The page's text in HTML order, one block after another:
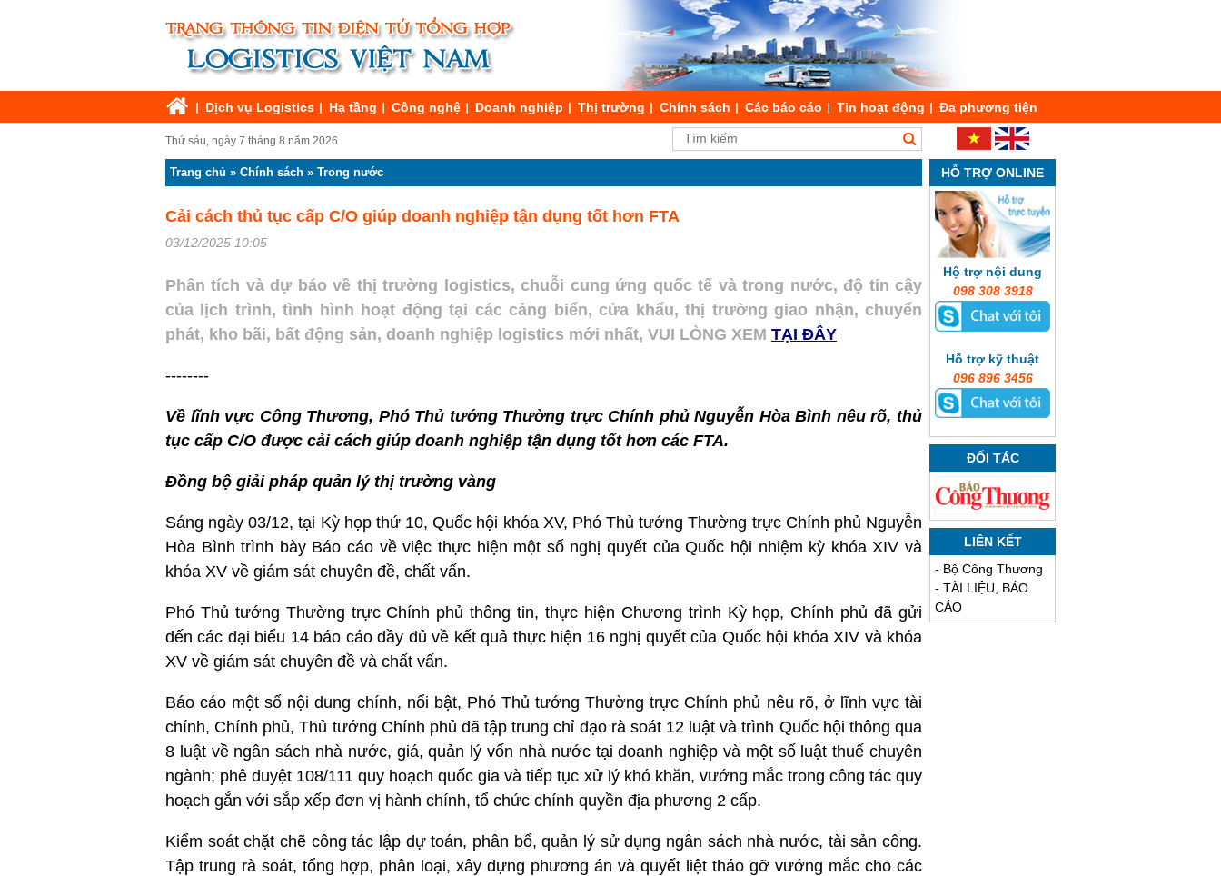
Dịch vụ Logistics Hạ tầng Công nghệ Doanh nghiệp Thị trường Chính sách Các báo cáo Tin hoạt động Đa phương tiện
Thứ sáu, ngày 7 tháng 8 năm 2026
Trang chủ » Chính sách » Trong nước
Cải cách thủ tục cấp C/O giúp doanh nghiệp tận dụng tốt hơn FTA
03/12/2025 10:05
Phân tích và dự báo về thị trường logistics, chuỗi cung ứng quốc tế và trong nước, độ tin cậy
của lịch trình, tình hình hoạt động tại các cảng biển, cửa khẩu, thị trường giao nhận, chuyển
phát, kho bãi, bất động sản, doanh nghiệp logistics mới nhất, VUI LÒNG XEM TẠI ĐÂY
--------
Về lĩnh vực Công Thương, Phó Thủ tướng Thường trực Chính phủ Nguyễn Hòa Bình nêu rõ, thủ
tục cấp C/O được cải cách giúp doanh nghiệp tận dụng tốt hơn các FTA.
Đồng bộ giải pháp quản lý thị trường vàng
Sáng ngày 03/12, tại Kỳ họp thứ 10, Quốc hội khóa XV, Phó Thủ tướng Thường trực Chính phủ Nguyễn
Hòa Bình trình bày Báo cáo về việc thực hiện một số nghị quyết của Quốc hội nhiệm kỳ khóa XIV và
khóa XV về giám sát chuyên đề, chất vấn.
Phó Thủ tướng Thường trực Chính phủ thông tin, thực hiện Chương trình Kỳ họp, Chính phủ đã gửi
đến các đại biểu 14 báo cáo đầy đủ về kết quả thực hiện 16 nghị quyết của Quốc hội khóa XIV và khóa
XV về giám sát chuyên đề và chất vấn.
Báo cáo một số nội dung chính, nổi bật, Phó Thủ tướng Thường trực Chính phủ nêu rõ, ở lĩnh vực tài
chính, Chính phủ, Thủ tướng Chính phủ đã tập trung chỉ đạo rà soát 12 luật và trình Quốc hội thông qua
8 luật về ngân sách nhà nước, giá, quản lý vốn nhà nước tại doanh nghiệp và một số luật thuế chuyên
ngành; phê duyệt 108/111 quy hoạch quốc gia và tiếp tục xử lý khó khăn, vướng mắc trong công tác quy
hoạch gắn với sắp xếp đơn vị hành chính, tổ chức chính quyền địa phương 2 cấp.
Kiểm soát chặt chẽ công tác lập dự toán, phân bổ, quản lý sử dụng ngân sách nhà nước, tài sản công.
Tập trung rà soát, tổng hợp, phân loại, xây dựng phương án và quyết liệt tháo gỡ vướng mắc cho các
HỖ TRỢ ONLINE
Hộ trợ nội dung
098 308 3918
Hỗ trợ kỹ thuật
096 896 3456
ĐỐI TÁC
LIÊN KẾT
- Bộ Công Thương
- TÀI LIỆU, BÁO
CÁO